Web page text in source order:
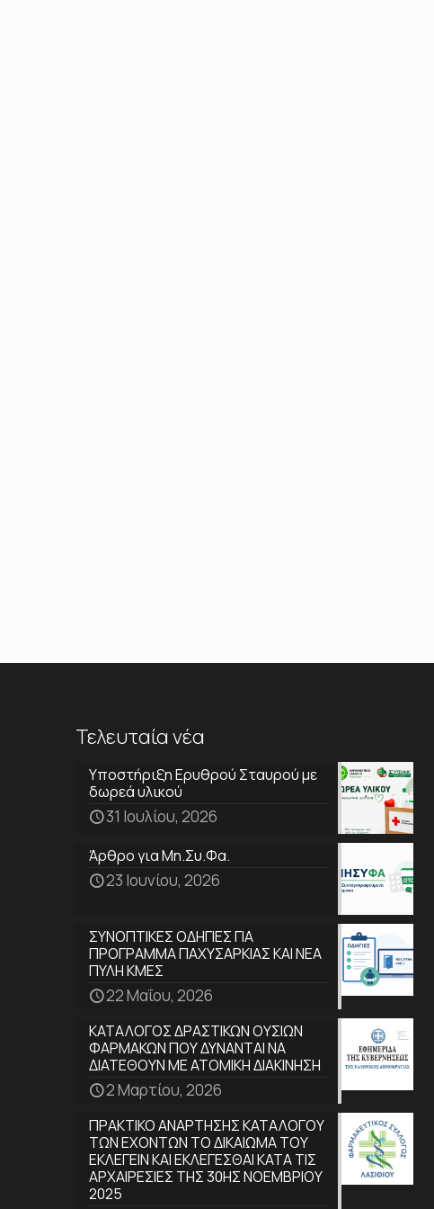
Τελευταία νέα
Υποστήριξη Ερυθρού Σταυρού με
δωρεά υλικού
31 Ιουλίου, 2026
Άρθρο για Μη.Συ.Φα.
23 Ιουνίου, 2026
ΣΥΝΟΠΤΙΚΕΣ ΟΔΗΓΙΕΣ ΓΙΑ
ΠΡΟΓΡΑΜΜΑ ΠΑΧΥΣΑΡΚΙΑΣ ΚΑΙ ΝΕΑ
ΠΥΛΗ ΚΜΕΣ
22 Μαΐου, 2026
ΚΑΤΑΛΟΓΟΣ ΔΡΑΣΤΙΚΩΝ ΟΥΣΙΩΝ
ΦΑΡΜΑΚΩΝ ΠΟΥ ΔΥΝΑΝΤΑΙ ΝΑ
ΔΙΑΤΕΘΟΥΝ ΜΕ ΑΤΟΜΙΚΗ ΔΙΑΚΙΝΗΣΗ
2 Μαρτίου, 2026
ΠΡΑΚΤΙΚΟ ΑΝΑΡΤΗΣΗΣ ΚΑΤΑΛΟΓΟΥ
ΤΩΝ ΕΧΟΝΤΩΝ ΤΟ ΔΙΚΑΙΩΜΑ ΤΟΥ
ΕΚΛΕΓΕΙΝ ΚΑΙ ΕΚΛΕΓΕΣΘΑΙ ΚΑΤΑ ΤΙΣ
ΑΡΧΑΙΡΕΣΙΕΣ ΤΗΣ 30ΗΣ ΝΟΕΜΒΡΙΟΥ
2025